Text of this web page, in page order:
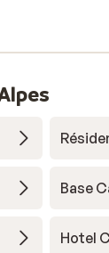
Base
Hotel